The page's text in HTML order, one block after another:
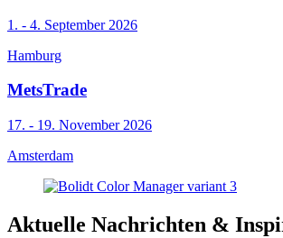
1. - 4. September 2026
Hamburg
MetsTrade
17. - 19. November 2026
Amsterdam
Aktuelle Nachrichten &